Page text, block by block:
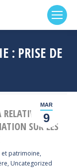
: PRISE DE
MAR
9
AU
SUR LES
et patrimoine,
, Uncategorized